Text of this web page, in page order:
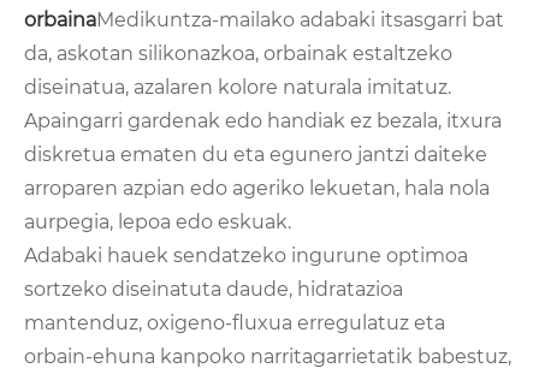
orbainaMedikuntza-mailako adabaki itsasgarri bat
da, askotan silikonazkoa, orbainak estaltzeko
diseinatua, azalaren kolore naturala imitatuz.
Apaingarri gardenak edo handiak ez bezala, itxura
diskretua ematen du eta egunero jantzi daiteke
arroparen azpian edo ageriko lekuetan, hala nola
aurpegia, lepoa edo eskuak.
Adabaki hauek sendatzeko ingurune optimoa
sortzeko diseinatuta daude, hidratazioa
mantenduz, oxigeno-fluxua erregulatuz eta
orbain-ehuna kanpoko narritagarrietatik babestuz,